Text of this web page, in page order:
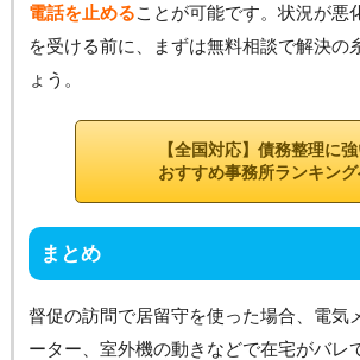
電話を止めることが可能です。状況が悪
を受ける前に、まずは無料相談で解決の
ょう。
【全国対応】債務整理に
おすすめ事務所ランキン
まとめ
督促の訪問で居留守を使った場合、電気
ーター、室外機の動きなどで在宅がバレ